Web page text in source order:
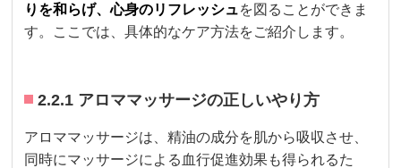
りを和らげ、心身のリフレッシュを図ることができま
す。ここでは、具体的なケア方法をご紹介します。
2.2.1 アロママッサージの正しいやり方
アロママッサージは、精油の成分を肌から吸収させ、
同時にマッサージによる血行促進効果も得られるた